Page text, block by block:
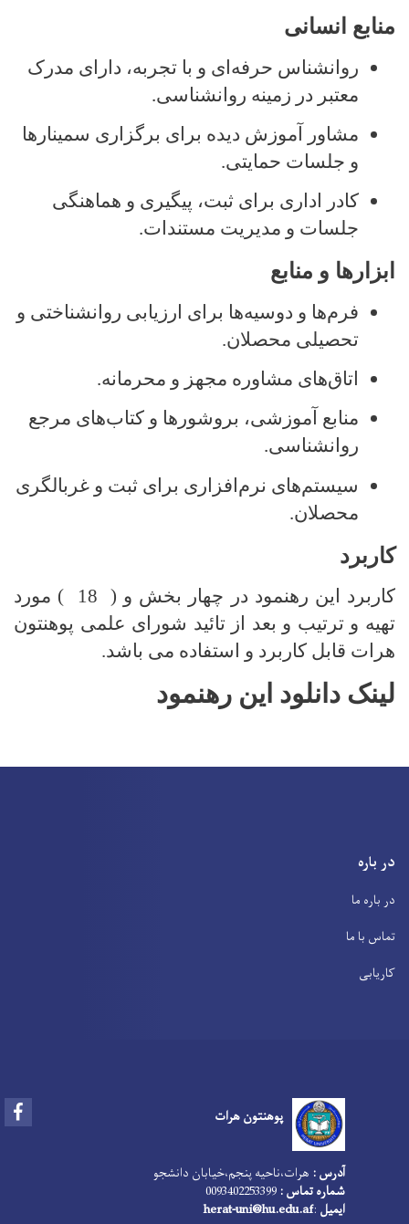
منابع انسانی
روانشناس حرفه‌ای و با تجربه، دارای مدرک
معتبر در زمینه روانشناسی.
مشاور آموزش دیده برای برگزاری سمینارها
و جلسات حمایتی.
کادر اداری برای ثبت، پیگیری و هماهنگی
جلسات و مدیریت مستندات.
ابزارها و منابع
فرم‌ها و دوسیه‌ها برای ارزیابی روانشناختی و
تحصیلی محصلان.
اتاق‌های مشاوره مجهز و محرمانه.
منابع آموزشی، بروشورها و کتاب‌های مرجع
روانشناسی.
سیستم‌های نرم‌افزاری برای ثبت و غربالگری
محصلان.
کاربرد
کاربرد این رهنمود در چهار بخش و ( 18 ) مورد
تهیه و ترتیب و بعد از تائید شورای علمی پوهنتون
هرات قابل کاربرد و استفاده می باشد.
لینک دانلود این رهنمود
در باره
در باره ما
تماس با ما
کاریابی
پوهنتون هرات
آدرس : هرات،‌ناحیه پنجم،‌خیابان دانشجو
شماره تماس :
ایمیل :
herat-uni@hu.edu.af